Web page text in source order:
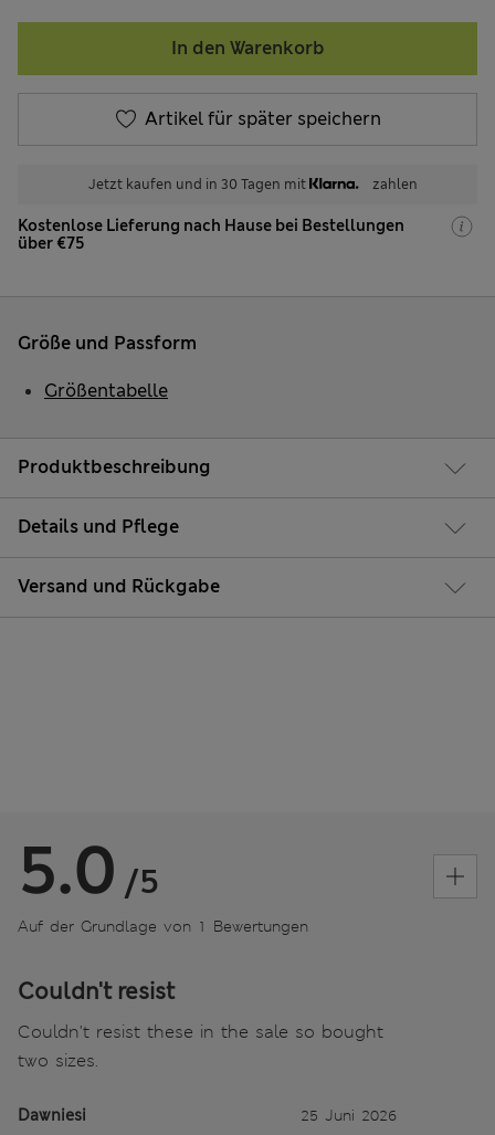
In den Warenkorb
Artikel für später speichern
Jetzt kaufen und in 30 Tagen mit zahlen
Kostenlose Lieferung nach Hause bei Bestellungen
über €75
Produktbeschreibung
Details und Pflege
Versand und Rückgabe
Größe und Passform
Größentabelle
5.0 /5
Auf der Grundlage von 1 Bewertungen
Couldn't resist
Couldn't resist these in the sale so bought
two sizes.
Dawniesi 25 Juni 2026